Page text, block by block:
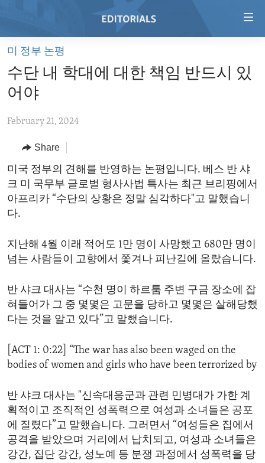
Skip
main
content
to
Navigation
Skip
Search
HOME
VIDEO
REGIONS
AFRICA
AMERICAS
ASIA
TOPICS
HUMAN RIGHTS
SECURITY AND DEFENSE
ECONOMY AND TRADE
IDEALS AND INSTITUTIONS
ARCHIVE
ABOUT US
미 정부 논평
수단 내 학대에 대한 책임 반드시 있
어야
February 21, 2024
Share
미국 정부의 견해를 반영하는 논평입니다. 베스 반 샤
크 미 국무부 글로벌 형사사법 특사는 최근 브리핑에서
아프리카 “수단의 상황은 정말 심각하다"고 말했습니
다.
지난해 4월 이래 적어도 1만 명이 사망했고 680만 명이
넘는 사람들이 고향에서 쫓겨나 피난길에 올랐습니다.
반 샤크 대사는 “수천 명이 하르툼 주변 구금 장소에 잡
혀들어가 그 중 몇몇은 고문을 당하고 몇몇은 살해당했
다는 것을 알고 있다”고 말했습니다.
[ACT 1: 0:22] “The war has also been waged on the
bodies of women and girls who have been terrorized by
반 샤크 대사는 "신속대응군과 관련 민병대가 가한 계
획적이고 조직적인 성폭력으로 여성과 소녀들은 공포
에 질렸다”고 말했습니다. 그러면서 “여성들은 집에서
공격을 받았으며 거리에서 납치되고, 여성과 소녀들은
강간, 집단 강간, 성노예 등 분쟁 과정에서 성폭력을 당